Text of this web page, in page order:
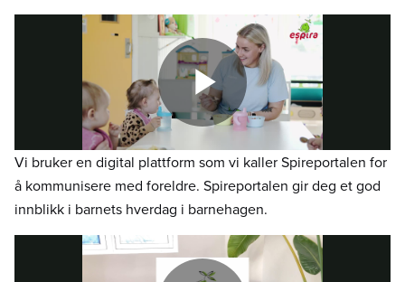
Vi bruker en digital plattform som vi kaller Spireportalen for
å kommunisere med foreldre. Spireportalen gir deg et god
innblikk i barnets hverdag i barnehagen.